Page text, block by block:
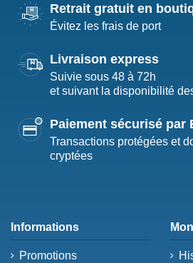
Retrait gratuit en
Évitez les frais de port
Livraison express
Suivie sous 48 à 72h
et suivant la disponibilité
Paiement sécurisé par
Transactions protégées et
cryptées
Informations
Promotions